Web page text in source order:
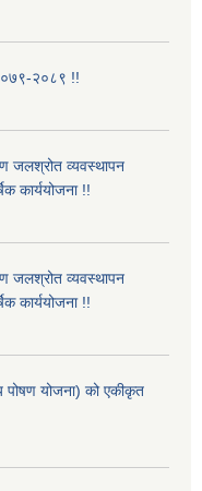
२०८९ !!
जलश्रोत व्यवस्थापन
कार्ययोजना !!
जलश्रोत व्यवस्थापन
कार्ययोजना !!
पोषण योजना) को एकीकृत